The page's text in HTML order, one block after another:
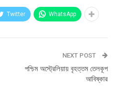
Twitter WhatsApp
NEXT POST
পশ্চিম অস্ট্রেলিয়ায় বৃহত্তম তেলকূপ
আবিষ্কার